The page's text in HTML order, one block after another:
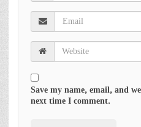
Save my name, email, and
next time I comment.